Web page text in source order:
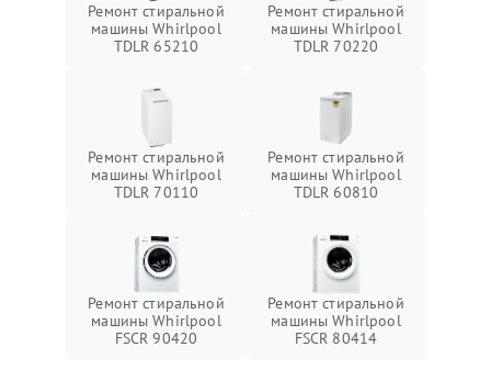
Ремонт стиральной
машины Whirlpool
TDLR 65210
Ремонт стиральной
машины Whirlpool
TDLR 70220
Ремонт стиральной
машины Whirlpool
TDLR 70110
Ремонт стиральной
машины Whirlpool
TDLR 60810
Ремонт стиральной
машины Whirlpool
FSCR 90420
Ремонт стиральной
машины Whirlpool
FSCR 80414